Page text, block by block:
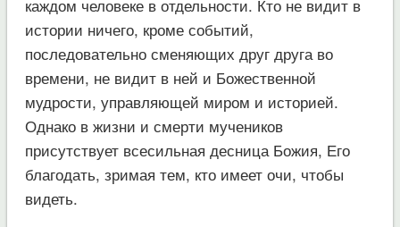
каждом человеке в отдельности. Кто не видит в
истории ничего, кроме событий,
последовательно сменяющих друг друга во
времени, не видит в ней и Божественной
мудрости, управляющей миром и историей.
Однако в жизни и смерти мучеников
присутствует всесильная десница Божия, Его
благодать, зримая тем, кто имеет очи, чтобы
видеть.